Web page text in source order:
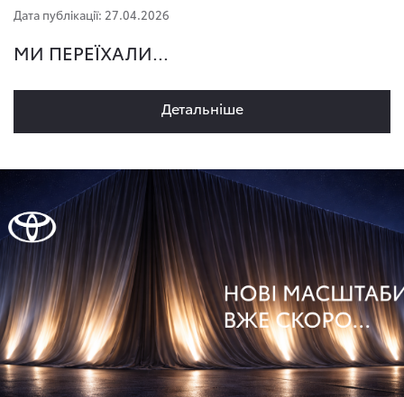
Дата публікації: 27.04.2026
МИ ПЕРЕЇХАЛИ...
Детальнiше